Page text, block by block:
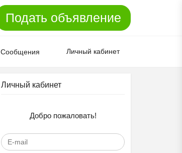
Подать объявление
Сообщения Личный кабинет
Личный кабинет
Добро пожаловать!